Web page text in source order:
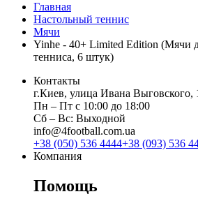
Главная
Настольный теннис
Мячи
Yinhe - 40+ Limited Edition (Мячи
тенниса, 6 штук)
Контакты
г.Киев, улица Ивана Выговского,
Пн ‒ Пт с 10:00 до 18:00
Сб ‒ Вс: Выходной
info@4football.com.ua
+38 (050) 536 4444+38 (093) 536
Компания
Помощь